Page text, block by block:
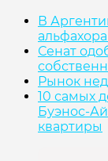
В
Сенат
Рынок
10 самых
Буэнос-
квартиры